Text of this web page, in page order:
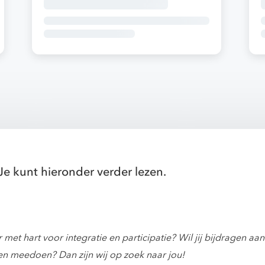
kunt hieronder verder lezen.
hart voor integratie en participatie? Wil jij bijdragen
meedoen? Dan zijn wij op zoek naar jou!